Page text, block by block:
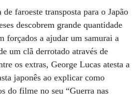
faroeste transposta para o Japão
descobrem grande quantidade
forçados a ajudar um samurai a
um clã derrotado através de
os extras, George Lucas atesta a
japonês ao explicar como
do filme no seu “Guerra nas